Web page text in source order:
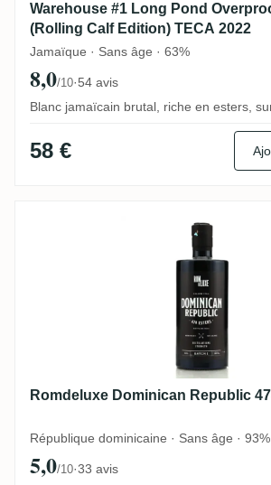
Warehouse #1 Long Pond
(Rolling Calf Edition) TECA 2022
Jamaïque · Sans âge · 63%
8,0/10·54 avis
Blanc jamaïcain brutal, riche en esters,
58 €
Romdeluxe Dominican
Romdeluxe Dominican Republic
République dominicaine · Sans âge · 93%
5,0/10·33 avis